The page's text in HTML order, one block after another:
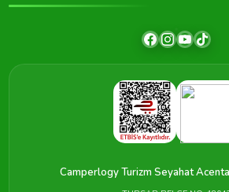
Camperlogy Turizm Seyahat